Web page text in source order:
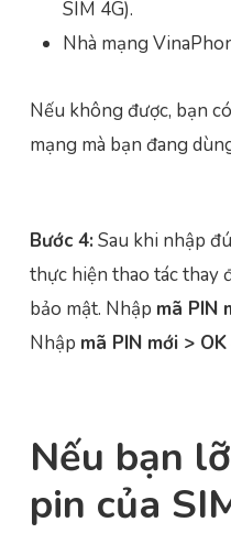
SIM 4G).
Nhà mạng
Nếu không được, bạn
mạng mà bạn đang
Bước 4: Sau khi nhập
thực hiện thao tác thay
bảo mật. Nhập mã PIN
Nhập mã PIN mới > OK
Nếu bạn
pin của